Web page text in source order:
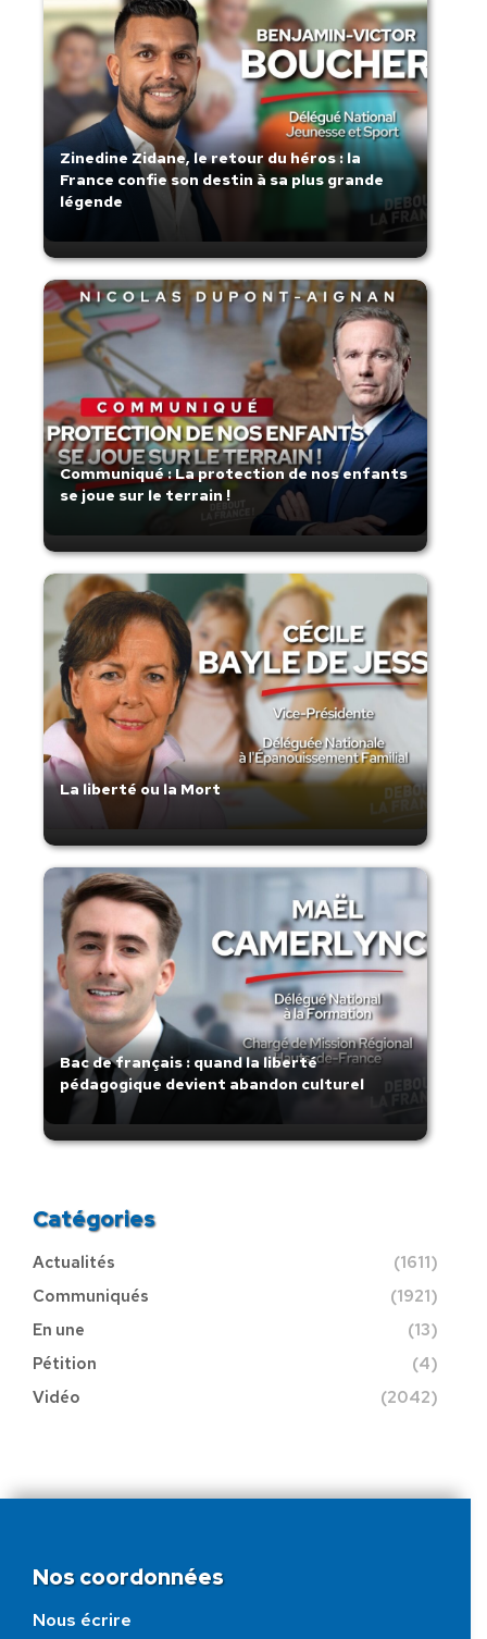
Zinedine Zidane, le retour du héros : la
France confie son destin à sa plus grande
légende
Communiqué : La protection de nos enfants
se joue sur le terrain !
La liberté ou la Mort
Bac de français : quand la liberté
pédagogique devient abandon culturel
Catégories
Actualités
(1611)
Communiqués
(1921)
En une
(13)
Pétition
(4)
Vidéo
(2042)
Nos coordonnées
Nous écrire